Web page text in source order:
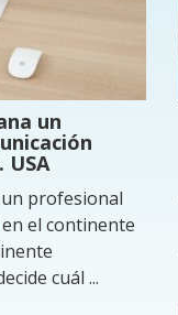
un
USA
profesional
el continente
cuál ...